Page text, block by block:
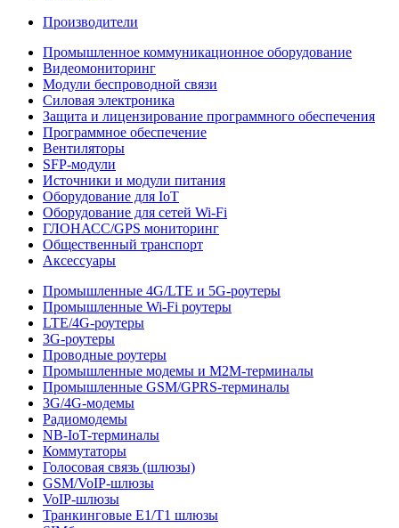
Производители
Промышленное коммуникационное оборудование
Видеомониторинг
Модули беспроводной связи
Силовая электроника
Защита и лицензирование программного обеспечения
Программное обеспечение
Вентиляторы
SFP-модули
Источники и модули питания
Оборудование для IoT
Оборудование для сетей Wi-Fi
ГЛОНАСС/GPS мониторинг
Общественный транспорт
Аксессуары
Промышленные 4G/LTE и 5G-роутеры
Промышленные Wi-Fi роутеры
LTE/4G-роутеры
3G-роутеры
Проводные роутеры
Промышленные модемы и M2M-терминалы
Промышленные GSM/GPRS-терминалы
3G/4G-модемы
Радиомодемы
NB-IoT-терминалы
Коммутаторы
Голосовая связь (шлюзы)
GSM/VoIP-шлюзы
VoIP-шлюзы
Транкинговые E1/T1 шлюзы